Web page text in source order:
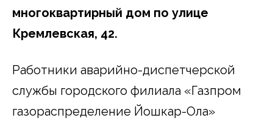
многоквартирный дом по улице
Кремлевская, 42.
Работники аварийно-диспетчерской
службы городского филиала «Газпром
газораспределение Йошкар-Ола»